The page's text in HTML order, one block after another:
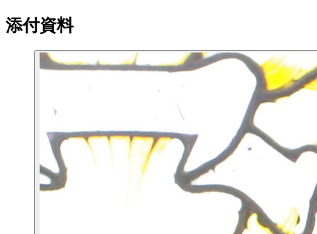
添付資料